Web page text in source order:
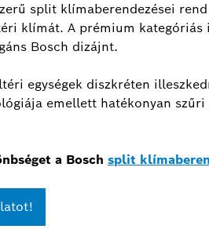
split klímaberendezései
klímát. A prémium
Bosch dizájnt.
egységek diszkréten
emellett hatékonyan
a Bosch split